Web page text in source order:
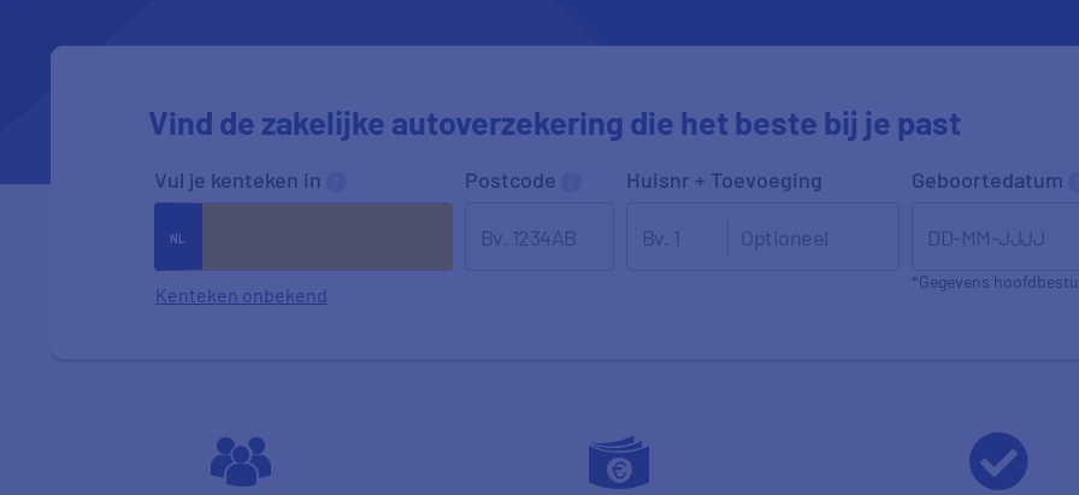
Vind de zakelijke autoverzekering die het beste bij je past
Vul je kenteken in
Kenteken onbekend
Postcode Huisnr + Toevoeging Geboortedatum
DD-MM-JJJJ
*Gegevens